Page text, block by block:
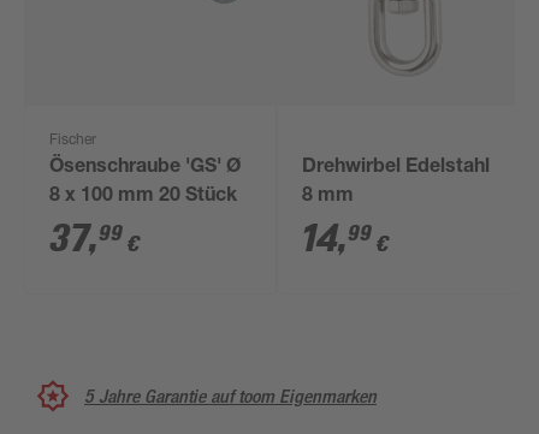
Fischer
Ösenschraube 'GS' Ø
8 x 100 mm 20 Stück
37,99 €
Drehwirbel Edelstahl
8 mm
14,99 €
5 Jahre Garantie auf toom Eigenmarken